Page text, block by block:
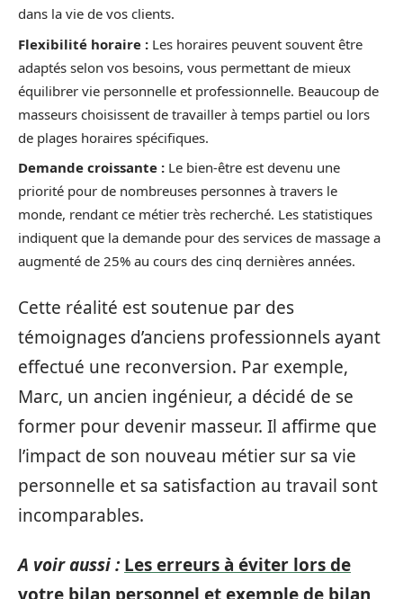
dans la vie de vos clients.
Flexibilité horaire : Les horaires peuvent souvent être
adaptés selon vos besoins, vous permettant de mieux
équilibrer vie personnelle et professionnelle. Beaucoup de
masseurs choisissent de travailler à temps partiel ou lors
de plages horaires spécifiques.
Demande croissante : Le bien-être est devenu une
priorité pour de nombreuses personnes à travers le
monde, rendant ce métier très recherché. Les statistiques
indiquent que la demande pour des services de massage a
augmenté de 25% au cours des cinq dernières années.
Cette réalité est soutenue par des
témoignages d’anciens professionnels ayant
effectué une reconversion. Par exemple,
Marc, un ancien ingénieur, a décidé de se
former pour devenir masseur. Il affirme que
l’impact de son nouveau métier sur sa vie
personnelle et sa satisfaction au travail sont
incomparables.
A voir aussi : Les erreurs à éviter lors de